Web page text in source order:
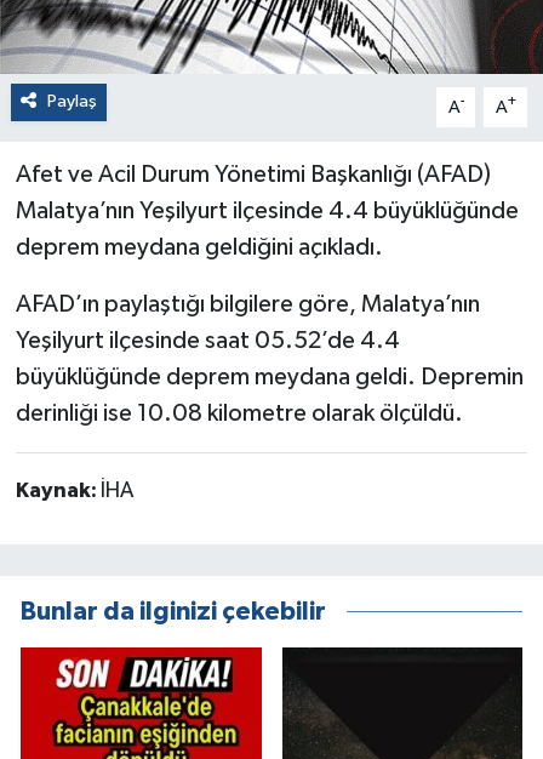
Paylaş A- A+
Afet ve Acil Durum Yönetimi Başkanlığı (AFAD)
Malatya’nın Yeşilyurt ilçesinde 4.4 büyüklüğünde
deprem meydana geldiğini açıkladı.
AFAD’ın paylaştığı bilgilere göre, Malatya’nın
Yeşilyurt ilçesinde saat 05.52’de 4.4
büyüklüğünde deprem meydana geldi. Depremin
derinliği ise 10.08 kilometre olarak ölçüldü.
Kaynak: İHA
Bunlar da ilginizi çekebilir